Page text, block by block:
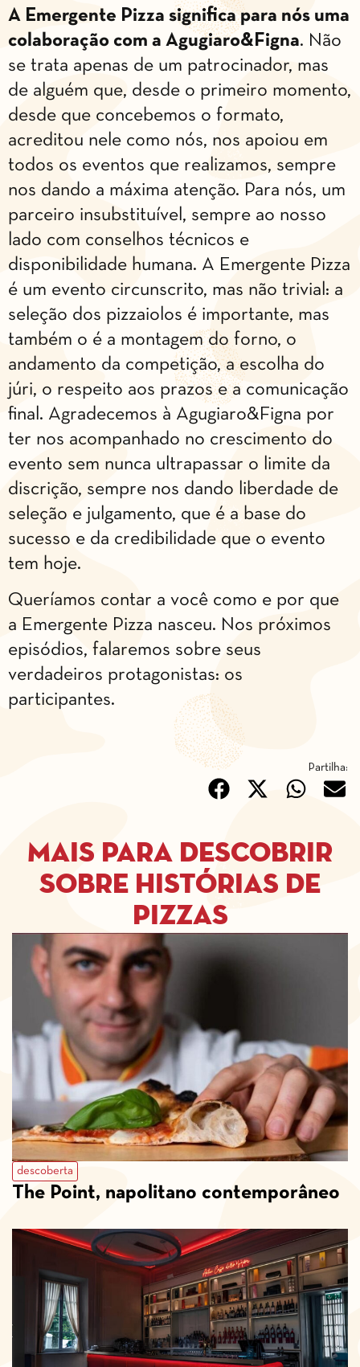
A Emergente Pizza significa para nós uma
colaboração com a Agugiaro&Figna. Não
se trata apenas de um patrocinador, mas
de alguém que, desde o primeiro momento,
desde que concebemos o formato,
acreditou nele como nós, nos apoiou em
todos os eventos que realizamos, sempre
nos dando a máxima atenção. Para nós, um
parceiro insubstituível, sempre ao nosso
lado com conselhos técnicos e
disponibilidade humana. A Emergente Pizza
é um evento circunscrito, mas não trivial: a
seleção dos pizzaiolos é importante, mas
também o é a montagem do forno, o
andamento da competição, a escolha do
júri, o respeito aos prazos e a comunicação
final. Agradecemos à Agugiaro&Figna por
ter nos acompanhado no crescimento do
evento sem nunca ultrapassar o limite da
discrição, sempre nos dando liberdade de
seleção e julgamento, que é a base do
sucesso e da credibilidade que o evento
tem hoje.
Queríamos contar a você como e por que
a Emergente Pizza nasceu. Nos próximos
episódios, falaremos sobre seus
verdadeiros protagonistas: os
participantes.
Partilha:
Mais para descobrir
sobre histórias de
pizzas
descoberta
The Point, napolitano contemporâneo